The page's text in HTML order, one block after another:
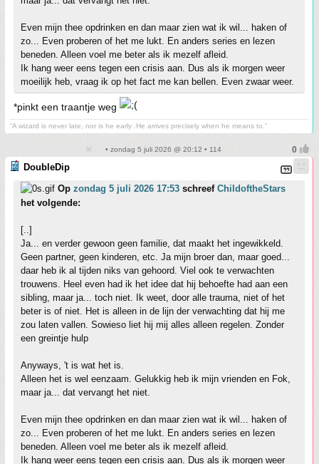
Even mijn thee opdrinken en dan maar zien wat ik wil... haken of
zo... Even proberen of het me lukt. En anders series en lezen
beneden. Alleen voel me beter als ik mezelf afleid.
Ik hang weer eens tegen een crisis aan. Dus als ik morgen weer
moeilijk heb, vraag ik op het fact me kan bellen. Even zwaar weer.
*pinkt een traantje weg
“A wizard is never late, nor is he early .He arrives precisely when he means to.”
• zondag 5 juli 2026 @ 20:12 • 114
DoubleDip
Op zondag 5 juli 2026 17:53 schreef ChildoftheStars
het volgende:
[..]
Ja... en verder gewoon geen familie, dat maakt het ingewikkeld.
Geen partner, geen kinderen, etc. Ja mijn broer dan, maar goed...
daar heb ik al tijden niks van gehoord. Viel ook te verwachten
trouwens. Heel even had ik het idee dat hij behoefte had aan een
sibling, maar ja... toch niet. Ik weet, door alle trauma, niet of het
beter is of niet. Het is alleen in de lijn der verwachting dat hij me
zou laten vallen. Sowieso liet hij mij alles alleen regelen. Zonder
een greintje hulp
Anyways, 't is wat het is.
Alleen het is wel eenzaam. Gelukkig heb ik mijn vrienden en Fok,
maar ja... dat vervangt het niet.
Even mijn thee opdrinken en dan maar zien wat ik wil... haken of
zo... Even proberen of het me lukt. En anders series en lezen
beneden. Alleen voel me beter als ik mezelf afleid.
Ik hang weer eens tegen een crisis aan. Dus als ik morgen weer